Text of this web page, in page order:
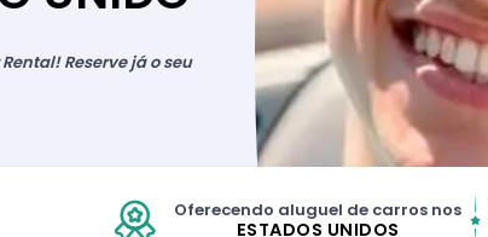
Reserve já o seu
Oferecendo aluguel de carros nos
ESTADOS UNIDOS